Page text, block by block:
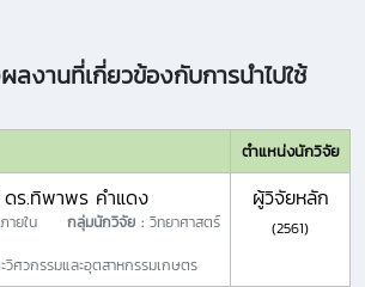
ลงานที่เกี่ยวข้องกับการนำไปใช้
ตำแหน่งนักวิจัย
ดร.ทิพาพร คำแดง
ภายใน กลุ่มนักวิจัย : วิทยาศาสตร์
ศวกรรมและอุตสาหกรรมเกษตร
ผู้วิจัยหลัก
(2561)